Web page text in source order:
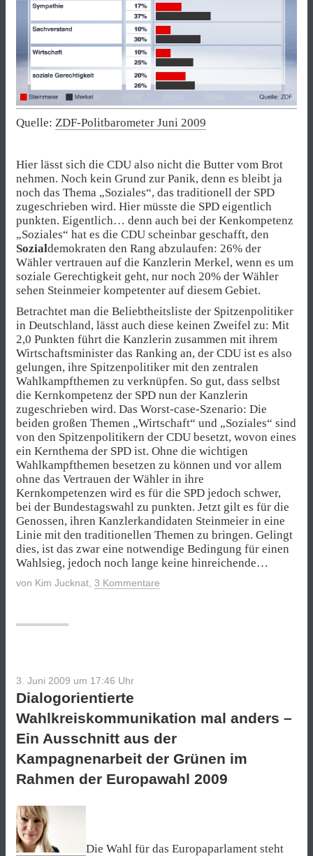
Quelle: ZDF-Politbarometer Juni 2009
Hier lässt sich die CDU also nicht die Butter vom Brot
nehmen. Noch kein Grund zur Panik, denn es bleibt ja
noch das Thema „Soziales“, das traditionell der SPD
zugeschrieben wird. Hier müsste die SPD eigentlich
punkten. Eigentlich… denn auch bei der Kenkompetenz
„Soziales“ hat es die CDU scheinbar geschafft, den
Sozialdemokraten den Rang abzulaufen: 26% der
Wähler vertrauen auf die Kanzlerin Merkel, wenn es um
soziale Gerechtigkeit geht, nur noch 20% der Wähler
sehen Steinmeier kompetenter auf diesem Gebiet.
Betrachtet man die Beliebtheitsliste der Spitzenpolitiker
in Deutschland, lässt auch diese keinen Zweifel zu: Mit
2,0 Punkten führt die Kanzlerin zusammen mit ihrem
Wirtschaftsminister das Ranking an, der CDU ist es also
gelungen, ihre Spitzenpolitiker mit den zentralen
Wahlkampfthemen zu verknüpfen. So gut, dass selbst
die Kernkompetenz der SPD nun der Kanzlerin
zugeschrieben wird. Das Worst-case-Szenario: Die
beiden großen Themen „Wirtschaft“ und „Soziales“ sind
von den Spitzenpolitikern der CDU besetzt, wovon eines
ein Kernthema der SPD ist. Ohne die wichtigen
Wahlkampfthemen besetzen zu können und vor allem
ohne das Vertrauen der Wähler in ihre
Kernkompetenzen wird es für die SPD jedoch schwer,
bei der Bundestagswahl zu punkten. Jetzt gilt es für die
Genossen, ihren Kanzlerkandidaten Steinmeier in eine
Linie mit den traditionellen Themen zu bringen. Gelingt
dies, ist das zwar eine notwendige Bedingung für einen
Wahlsieg, jedoch noch lange keine hinreichende…
von Kim Jucknat, 3 Kommentare
3. Juni 2009 um 17:46 Uhr
Dialogorientierte
Wahlkreiskommunikation mal anders –
Ein Ausschnitt aus der
Kampagnenarbeit der Grünen im
Rahmen der Europawahl 2009
Die Wahl für das Europaparlament steht